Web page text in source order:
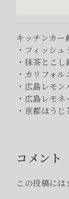
キッチンカー
・フィッシ
・抹茶とこ
・カリフォ
・広島レモン
・広島レモネ
・京都ほう
コメント
この投稿には